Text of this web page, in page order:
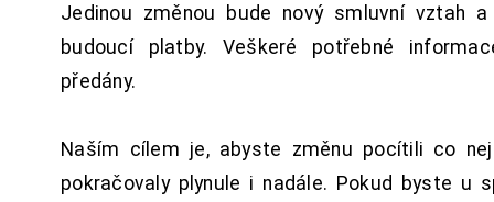
Jedinou změnou bude nový smluvní vztah
budoucí platby. Veškeré potřebné
předány.
Naším cílem je, abyste změnu pocítili co
pokračovaly plynule i nadále. Pokud byste u